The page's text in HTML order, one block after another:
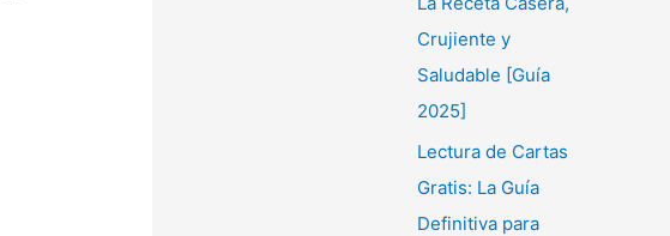
Crujiente y
Saludable [Guía
2025]
Lectura de Cartas
Gratis: La Guía
Definitiva para